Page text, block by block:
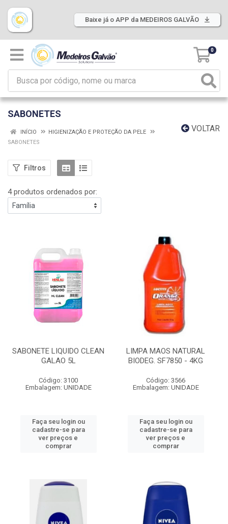
Baixe já o APP da MEDEIROS GALVÃO
0
SABONETES
VOLTAR
INÍCIO
HIGIENIZAÇÃO E PROTEÇÃO DA PELE
SABONETES
Filtros
4 produtos ordenados por:
SABONETE LIQUIDO CLEAN
GALAO 5L
Código: 3100
Embalagem: UNIDADE
Faça seu login ou
cadastre-se para
ver preços e
comprar
LIMPA MAOS NATURAL
BIODEG. SF7850 - 4KG
Código: 3566
Embalagem: UNIDADE
Faça seu login ou
cadastre-se para
ver preços e
comprar